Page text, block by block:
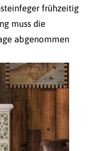
frühzeitig
muss die
abgenommen